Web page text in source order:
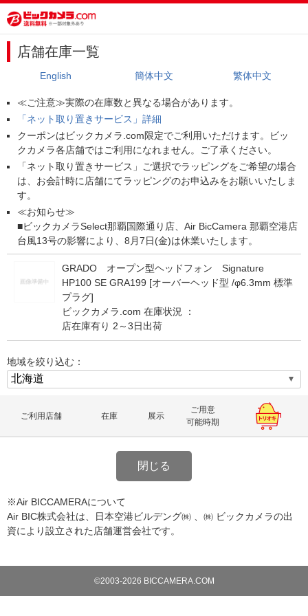
店舗在庫一覧
English 簡体中文 繁体中文
≪ご注意≫実際の在庫数と異なる場合があります。
「ネット取り置きサービス」詳細
クーポンはビックカメラ.com限定でご利用いただけます。ビッ
クカメラ各店舗ではご利用になれません。ご了承ください。
「ネット取り置きサービス」ご選択でラッピングをご希望の場合
は、お会計時に店舗にてラッピングのお申込みをお願いいたしま
す。
≪お知らせ≫
■ビックカメラSelect那覇国際通り店、Air BicCamera 那覇空港店
台風13号の影響により、8月7日(金)は休業いたします。
GRADO オープン型ヘッドフォン Signature
HP100 SE GRA199 [オーバーヘッド型 /φ6.3mm 標準
プラグ]
ビックカメラ.com 在庫状況 ：
店在庫有り 2～3日出荷
地域を絞り込む：
ご利用店舗 在庫 展示
ご用意
可能時期
閉じる
※Air BICCAMERAについて
Air BIC株式会社は、日本空港ビルデング㈱ 、㈱ ビックカメラの出
資により設立された店舗運営会社です。
©2003-2026 BICCAMERA.COM